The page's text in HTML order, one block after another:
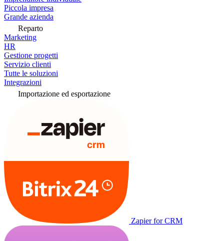
Piccola impresa
Grande azienda
Reparto
Marketing
HR
Gestione progetti
Servizio clienti
Tutte le soluzioni
Integrazioni
Importazione ed esportazione
Zapier for CRM